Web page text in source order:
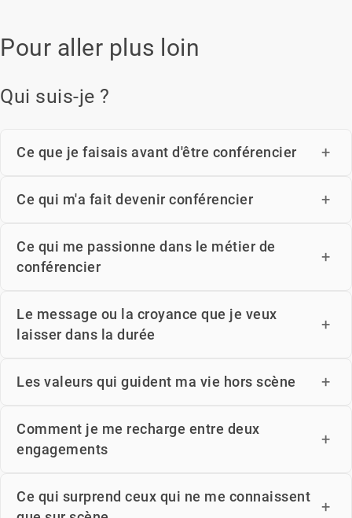
Pour aller plus loin
Qui suis-je ?
Ce que je faisais avant d'être conférencier
Ce qui m'a fait devenir conférencier
Ce qui me passionne dans le métier de
conférencier
Le message ou la croyance que je veux
laisser dans la durée
Les valeurs qui guident ma vie hors scène
Comment je me recharge entre deux
engagements
Ce qui surprend ceux qui ne me connaissent